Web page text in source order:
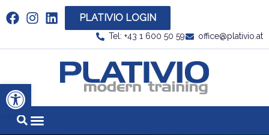
Werkzeugleiste öffnen
Link zu https://www.linkedin.com/company/
PLATIVIO LOGIN
Tel: +43 1 600 50 59 office@plativio.at
Link zu